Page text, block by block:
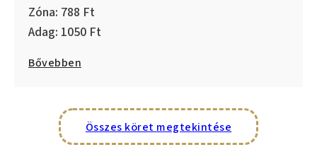
788
1050
Bővebben
Összes köret megtekintése